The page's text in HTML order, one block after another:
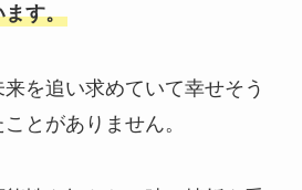
ます。
を追い求めていて幸せそう
とがありません。